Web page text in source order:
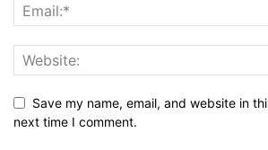
Save my name, email, and website in
next time I comment.